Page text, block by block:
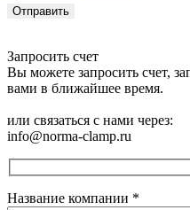
Запросить счет
Вы можете запросить счет,
вами в ближайшее время.
или связаться с нами через:
info@norma-clamp.ru
Название компании *